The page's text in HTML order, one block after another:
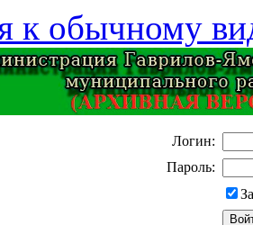
к обычному
Логин:
Пароль: